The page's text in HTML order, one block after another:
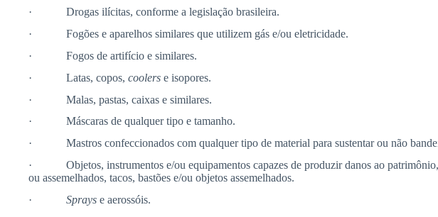
· Drogas ilícitas, conforme a legislação brasileira.
· Fogões e aparelhos similares que utilizem gás e/ou eletricidade.
· Fogos de artifício e similares.
· Latas, copos, coolers e isopores.
· Malas, pastas, caixas e similares.
· Máscaras de qualquer tipo e tamanho.
· Mastros confeccionados com qualquer tipo de material para sustentar ou não
· Objetos, instrumentos e/ou equipamentos capazes de produzir danos ao patrimônio,
ou assemelhados, tacos, bastões e/ou objetos assemelhados.
· Sprays e aerossóis.